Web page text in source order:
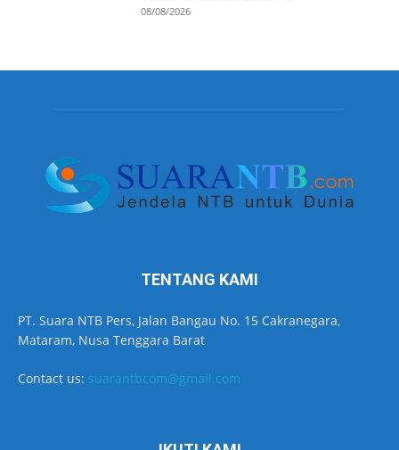
08/08/2026
TENTANG KAMI
PT. Suara NTB Pers, Jalan Bangau No. 15 Cakranegara,
Mataram, Nusa Tenggara Barat
Contact us: suarantbcom@gmail.com